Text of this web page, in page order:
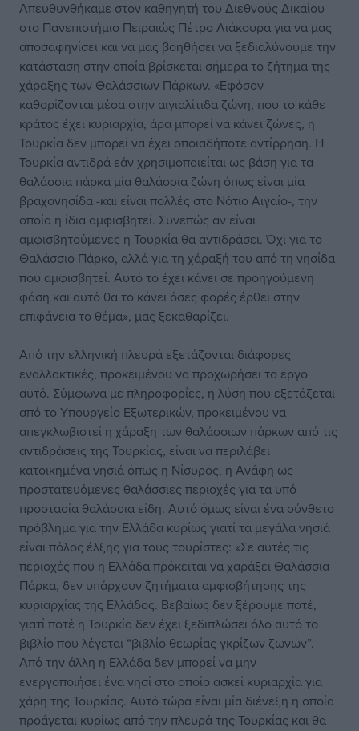
Απευθυνθήκαμε στον καθηγητή του Διεθνούς Δικαίου
στο Πανεπιστήμιο Πειραιώς Πέτρο Λιάκουρα για να μας
αποσαφηνίσει και να μας βοηθήσει να ξεδιαλύνουμε την
κατάσταση στην οποία βρίσκεται σήμερα το ζήτημα της
χάραξης των Θαλάσσιων Πάρκων. «Εφόσον
καθορίζονται μέσα στην αιγιαλίτιδα ζώνη, που το κάθε
κράτος έχει κυριαρχία, άρα μπορεί να κάνει ζώνες, η
Τουρκία δεν μπορεί να έχει οποιαδήποτε αντίρρηση. Η
Τουρκία αντιδρά εάν χρησιμοποιείται ως βάση για τα
θαλάσσια πάρκα μία θαλάσσια ζώνη όπως είναι μία
βραχονησίδα -και είναι πολλές στο Νότιο Αιγαίο-, την
οποία η ίδια αμφισβητεί. Συνεπώς αν είναι
αμφισβητούμενες η Τουρκία θα αντιδράσει. Όχι για το
Θαλάσσιο Πάρκο, αλλά για τη χάραξή του από τη νησίδα
που αμφισβητεί. Αυτό το έχει κάνει σε προηγούμενη
φάση και αυτό θα το κάνει όσες φορές έρθει στην
επιφάνεια το θέμα», μας ξεκαθαρίζει.
Από την ελληνική πλευρά εξετάζονται διάφορες
εναλλακτικές, προκειμένου να προχωρήσει το έργο
αυτό. Σύμφωνα με πληροφορίες, η λύση που εξετάζεται
από το Υπουργείο Εξωτερικών, προκειμένου να
απεγκλωβιστεί η χάραξη των θαλάσσιων πάρκων από τις
αντιδράσεις της Τουρκίας, είναι να περιλάβει
κατοικημένα νησιά όπως η Νίσυρος, η Ανάφη ως
προστατευόμενες θαλάσσιες περιοχές για τα υπό
προστασία θαλάσσια είδη. Αυτό όμως είναι ένα σύνθετο
πρόβλημα για την Ελλάδα κυρίως γιατί τα μεγάλα νησιά
είναι πόλος έλξης για τους τουρίστες: «Σε αυτές τις
περιοχές που η Ελλάδα πρόκειται να χαράξει Θαλάσσια
Πάρκα, δεν υπάρχουν ζητήματα αμφισβήτησης της
κυριαρχίας της Ελλάδος. Βεβαίως δεν ξέρουμε ποτέ,
γιατί ποτέ η Τουρκία δεν έχει ξεδιπλώσει όλο αυτό το
βιβλίο που λέγεται “βιβλίο θεωρίας γκρίζων ζωνών”.
Από την άλλη η Ελλάδα δεν μπορεί να μην
ενεργοποιήσει ένα νησί στο οποίο ασκεί κυριαρχία για
χάρη της Τουρκίας. Αυτό τώρα είναι μία διένεξη η οποία
προάγεται κυρίως από την πλευρά της Τουρκίας και θα